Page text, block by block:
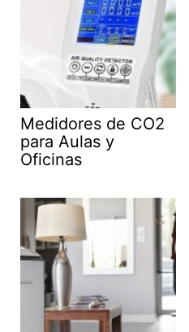
Medidores de CO2
para Aulas y
Oficinas